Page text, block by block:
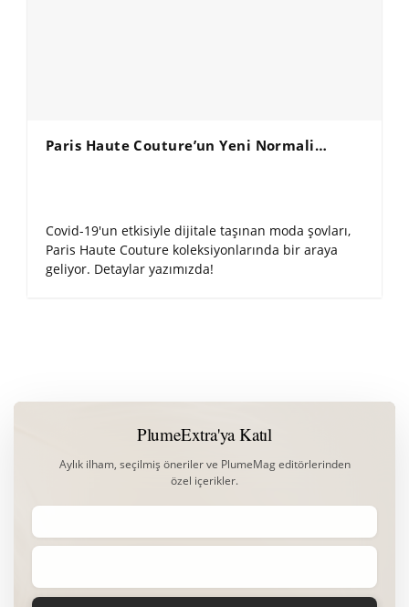
Paris Haute Couture’un Yeni Normali…
Covid-19'un etkisiyle dijitale taşınan moda şovları,
Paris Haute Couture koleksiyonlarında bir araya
geliyor. Detaylar yazımızda!
PlumeExtra'ya Katıl
Aylık ilham, seçilmiş öneriler ve PlumeMag editörlerinden
özel içerikler.